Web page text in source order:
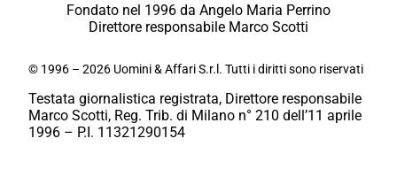
Fondato nel 1996 da Angelo Maria Perrino
Direttore responsabile Marco Scotti
© 1996 – 2026 Uomini & Affari S.r.l. Tutti i diritti sono riservati
Testata giornalistica registrata, Direttore responsabile
Marco Scotti, Reg. Trib. di Milano n° 210 dell’11 aprile
1996 – P.I. 11321290154